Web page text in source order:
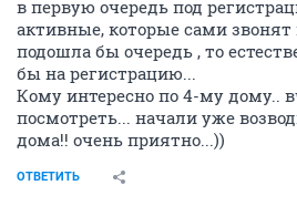
в первую очередь под
активные, которые сами звонят
подошла бы очередь , то
бы на регистрацию...
Кому интересно по 4-му дому..
посмотреть... начали уже
дома!! очень приятно...))
ОТВЕТИТЬ